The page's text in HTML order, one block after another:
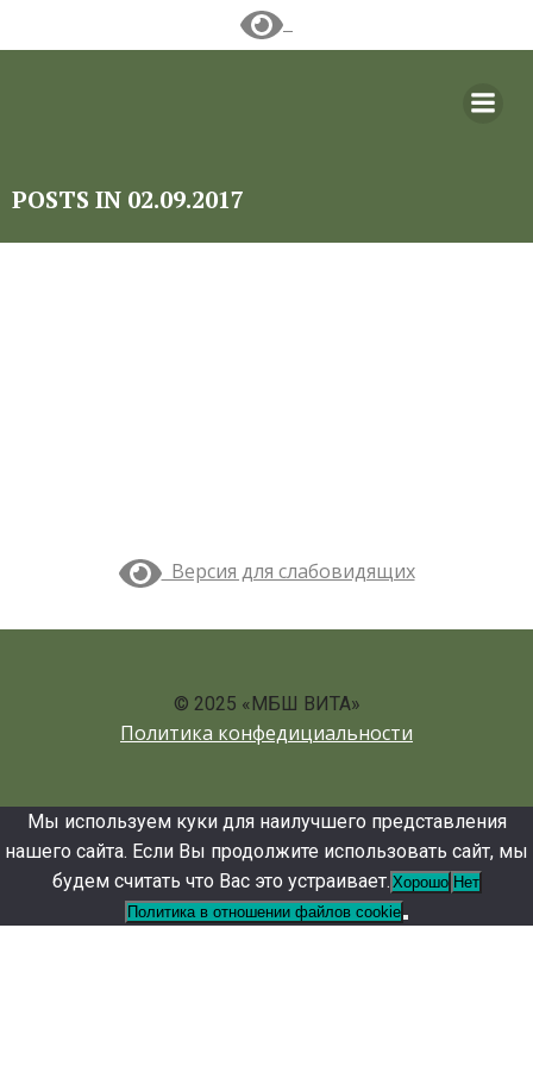
POSTS IN 02.09.2017
Версия для слабовидящих
© 2025 «МБШ ВИТА»
Политика конфедициальности
Мы используем куки для наилучшего представления
нашего сайта. Если Вы продолжите использовать сайт, мы
будем считать что Вас это устраивает. Хорошо Нет
Политика в отношении файлов cookie